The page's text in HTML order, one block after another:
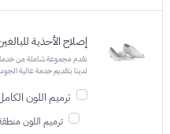
إصلاح الأحذية
نقدم مجموعة شاملة من خدمات
لدينا بتقديم خدمة عالية
ترميم اللون
ترميم اللون